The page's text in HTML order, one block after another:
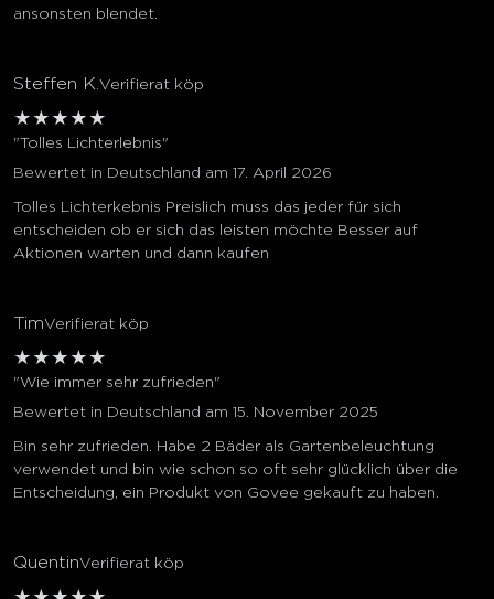
ansonsten blendet.
Steffen K. Verifierat köp
★ ★ ★ ★ ★
"Tolles Lichterlebnis"
Bewertet in Deutschland am 17. April 2026
Tolles Lichterkebnis Preislich muss das jeder für sich
entscheiden ob er sich das leisten möchte Besser auf
Aktionen warten und dann kaufen
TimVerifierat köp
★ ★ ★ ★ ★
"Wie immer sehr zufrieden"
Bewertet in Deutschland am 15. November 2025
Bin sehr zufrieden. Habe 2 Bäder als Gartenbeleuchtung
verwendet und bin wie schon so oft sehr glücklich über die
Entscheidung, ein Produkt von Govee gekauft zu haben.
QuentinVerifierat köp